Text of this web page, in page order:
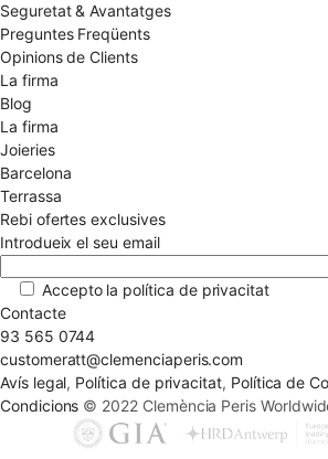
Seguretat & Avantatges
Preguntes Freqüents
Opinions de Clients
La firma
Blog
La firma
Joieries
Barcelona
Terrassa
Rebi ofertes exclusives
Introdueix el seu email
Accepto la política de privacitat
Contacte
93 565 0744
customeratt@clemenciaperis.com
Avís legal, Política de privacitat, Política de
Condicions © 2022 Clemència Peris